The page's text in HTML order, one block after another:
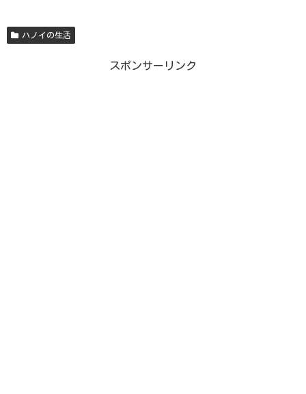
ハノイの生活
スポンサーリンク